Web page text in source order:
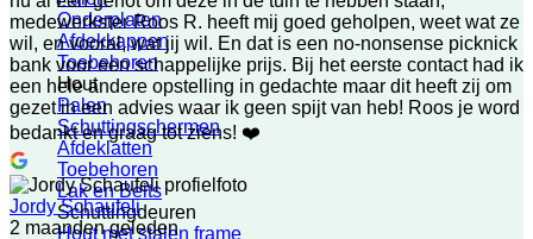
Onderplaten
Afdekkappen
Toebehoren
Hout
Palen
Schuttingschermen
Afdeklatten
Toebehoren
Lak en Beits
Schuttingdeuren
Hout met stalen frame
medewerkster Roos R. heeft mij goed geholpen, weet wat ze
wil, en vooral, wat jij wil. En dat is een no-nonsense picknick
bank voor een schappelijke prijs. Bij het eerste contact had ik
een hele andere opstelling in gedachte maar dit heeft zij om
gezet in een advies waar ik geen spijt van heb! Roos je word
bedankt en graag tot ziens! ❤️
Jordy Schaufeli
2 maanden geleden